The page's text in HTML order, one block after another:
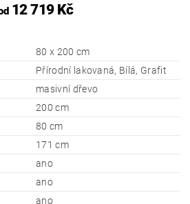
12 719 Kč
80 x 200 cm
Přírodní lakovaná, Bílá, Grafit
masivní dřevo
200 cm
80 cm
171 cm
ano
ano
ano